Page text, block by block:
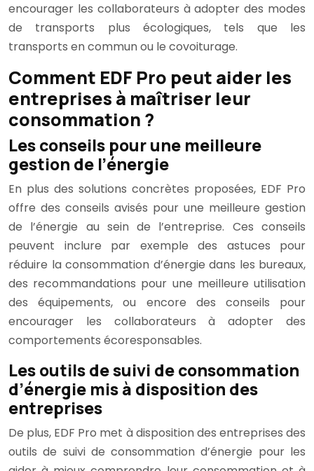
encourager les collaborateurs à adopter des modes
de transports plus écologiques, tels que les
transports en commun ou le covoiturage.
Comment EDF Pro peut aider les
entreprises à maîtriser leur
consommation ?
Les conseils pour une meilleure
gestion de l’énergie
En plus des solutions concrètes proposées, EDF Pro
offre des conseils avisés pour une meilleure gestion
de l’énergie au sein de l’entreprise. Ces conseils
peuvent inclure par exemple des astuces pour
réduire la consommation d’énergie dans les bureaux,
des recommandations pour une meilleure utilisation
des équipements, ou encore des conseils pour
encourager les collaborateurs à adopter des
comportements écoresponsables.
Les outils de suivi de consommation
d’énergie mis à disposition des
entreprises
De plus, EDF Pro met à disposition des entreprises des
outils de suivi de consommation d’énergie pour les